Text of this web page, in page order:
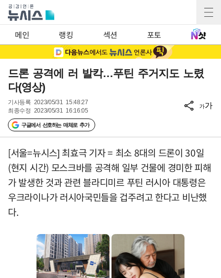
메인 랭킹 섹션 포토
드론 공격에 러 발칵…푸틴 주거지도 노렸
다(영상)
기사등록 2023/05/31 15:48:27
최종수정 2023/05/31 16:16:05
구글에서 선호하는 매체로 추가
가가
[서울=뉴시스] 최효극 기자 = 최소 8대의 드론이 30일
(현지 시간) 모스크바를 공격해 일부 건물에 경미한 피해
가 발생한 것과 관련 블라디미르 푸틴 러시아 대통령은
우크라이나가 러시아국민들을 겁주려고 한다고 비난했
다.